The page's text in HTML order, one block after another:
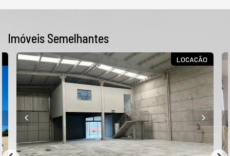
Imóveis Semelhantes
LOCACÃO